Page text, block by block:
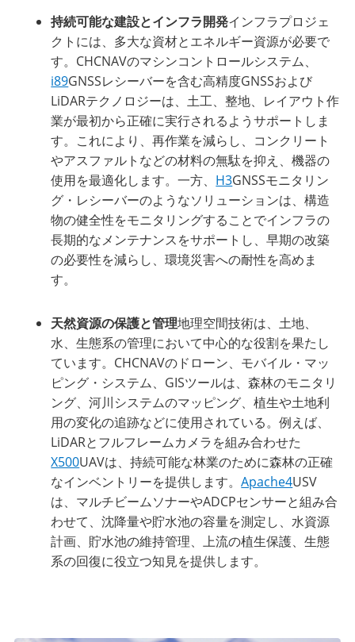
持続可能な建設とインフラ開発インフラプロジェ
クトには、多大な資材とエネルギー資源が必要で
す。CHCNAVのマシンコントロールシステム、
i89GNSSレシーバーを含む高精度GNSSおよび
LiDARテクノロジーは、土工、整地、レイアウト作
業が最初から正確に実行されるようサポートしま
す。これにより、再作業を減らし、コンクリート
やアスファルトなどの材料の無駄を抑え、機器の
使用を最適化します。一方、 H3GNSSモニタリン
グ・レシーバーのようなソリューションは、構造
物の健全性をモニタリングすることでインフラの
長期的なメンテナンスをサポートし、早期の改築
の必要性を減らし、環境災害への耐性を高めま
す。
天然資源の保護と管理地理空間技術は、土地、
水、生態系の管理において中心的な役割を果たし
ています。CHCNAVのドローン、モバイル・マッ
ピング・システム、GISツールは、森林のモニタリ
ング、河川システムのマッピング、植生や土地利
用の変化の追跡などに使用されている。例えば、
LiDARとフルフレームカメラを組み合わせた
X500UAVは、持続可能な林業のために森林の正確
なインベントリーを提供します。Apache4USV
は、マルチビームソナーやADCPセンサーと組み合
わせて、沈降量や貯水池の容量を測定し、水資源
計画、貯水池の維持管理、上流の植生保護、生態
系の回復に役立つ知見を提供します。